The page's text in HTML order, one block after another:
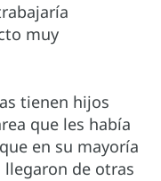
muy
tienen hijos
que les había
en su mayoría
de otras